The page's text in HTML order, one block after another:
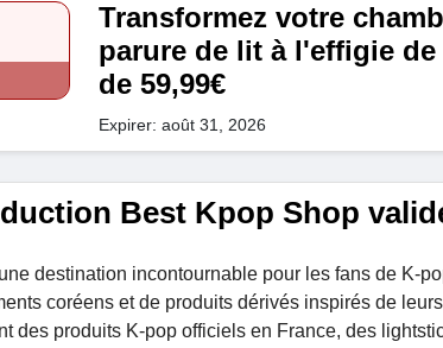
Transformez votre
parure de lit à l'effigie de
de 59,99€
Expirer: août 31, 2026
Best Kpop Shop
destination incontournable pour les fans de K-
coréens et de produits dérivés inspirés de
des produits K-pop officiels en France, des